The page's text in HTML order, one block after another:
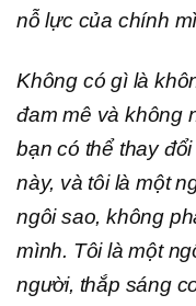
nỗ lực của chính
Không có gì là
đam mê và không
bạn có thể thay
này, và tôi là một
ngôi sao, không
mình. Tôi là một
người, thắp sáng